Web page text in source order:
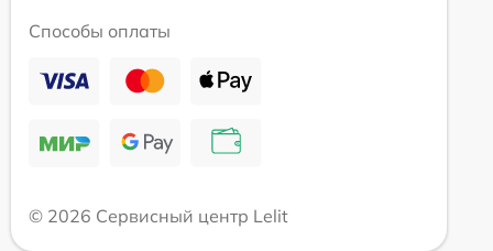
Способы оплаты
© 2026 Сервисный центр Lelit